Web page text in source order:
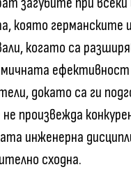
която германските
когато са
докато са ги
не произвежда
инженерна
сходна.